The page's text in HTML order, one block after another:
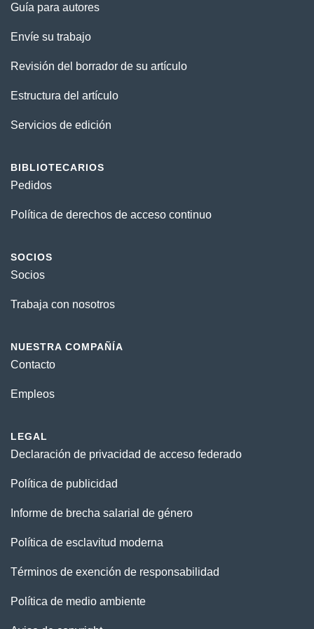
Guía para autores
Envíe su trabajo
Revisión del borrador de su artículo
Estructura del artículo
Servicios de edición
BIBLIOTECARIOS
Pedidos
Política de derechos de acceso continuo
SOCIOS
Socios
Trabaja con nosotros
NUESTRA COMPAÑÍA
Contacto
Empleos
LEGAL
Declaración de privacidad de acceso federado
Política de publicidad
Informe de brecha salarial de género
Política de esclavitud moderna
Términos de exención de responsabilidad
Política de medio ambiente